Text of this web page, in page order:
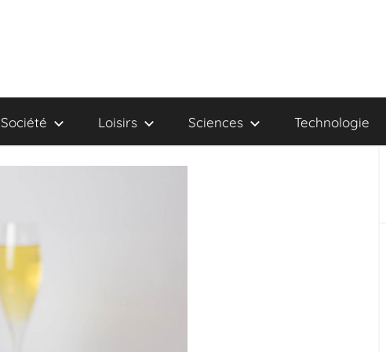
Société Loisirs Sciences Technologie